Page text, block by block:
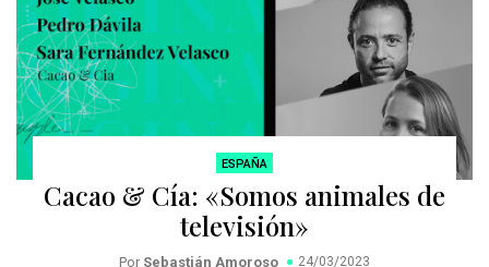
ESPAÑA
Cacao & Cía: «Somos animales de
televisión»
Por Sebastián Amoroso 24/03/2023